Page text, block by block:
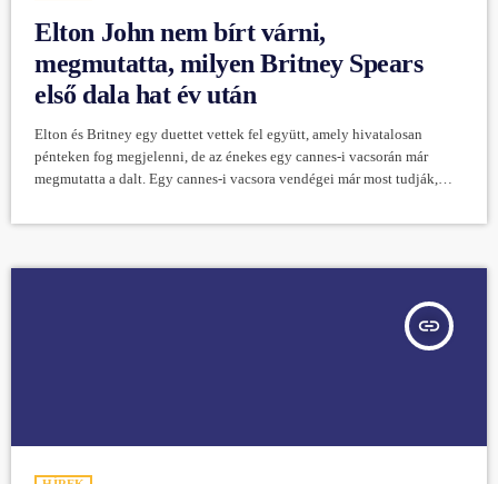
Elton John nem bírt várni,
megmutatta, milyen Britney Spears
első dala hat év után
Elton és Britney egy duettet vettek fel együtt, amely hivatalosan
pénteken fog megjelenni, de az énekes egy cannes-i vacsorán már
megmutatta a dalt. Egy cannes-i vacsora vendégei már most tudják,
olyan dal 2016 óta, amelyben újra hallható Britney Spears. És mivel
hivatalos megjelenése előtt már mindenki meghallgathatja […]
insert_link